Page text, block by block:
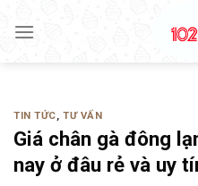
TIN TỨC,TƯ VẤN
Giá chân gà đông
nay ở đâu rẻ và uy